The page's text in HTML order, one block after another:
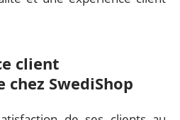
client
SwediShop